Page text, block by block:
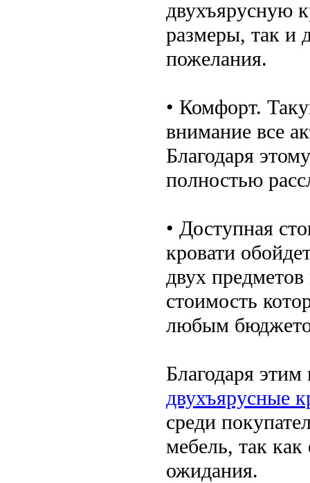
двухъярусную
размеры, так и
пожелания.
• Комфорт.
внимание все
Благодаря
полностью
• Доступная
кровати
двух
стоимость
любым
Благодаря
двухъярусные
среди
мебель, так
ожидания.